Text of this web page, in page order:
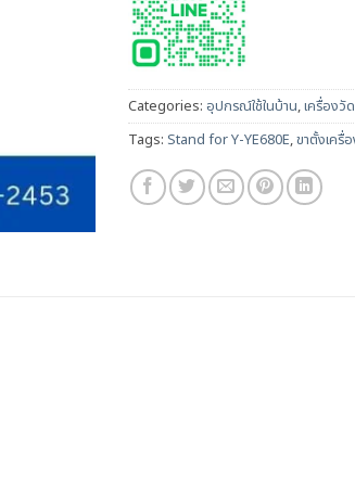
Categories: อุปกรณ์ใช้ในบ้าน,เครื่องวั
Tags: Stand for Y-YE680E,ขาตั้งเครื่